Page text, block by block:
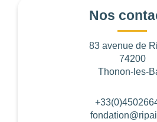
Nos
83 avenue de
74200
Thonon-les-
NOMBRE DE PERSONNES